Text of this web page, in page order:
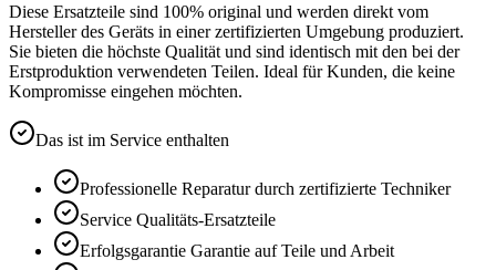
Diese Ersatzteile sind 100% original und werden direkt vom
Hersteller des Geräts in einer zertifizierten Umgebung produziert.
Sie bieten die höchste Qualität und sind identisch mit den bei der
Erstproduktion verwendeten Teilen. Ideal für Kunden, die keine
Kompromisse eingehen möchten.
Das ist im Service enthalten
Professionelle Reparatur durch zertifizierte Techniker
Service Qualitäts-Ersatzteile
Erfolgsgarantie Garantie auf Teile und Arbeit